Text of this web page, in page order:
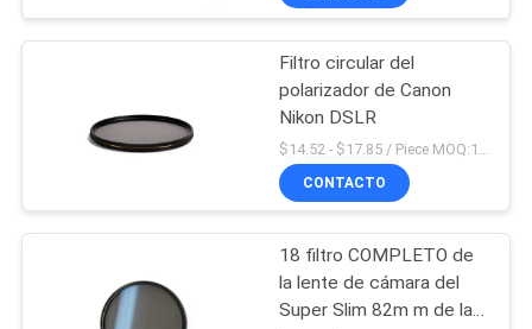
EN
UNA
Filtro circular del
polarizador de Canon
Nikon DSLR
$14.52 - $17.85 / Piece MOQ:100
CONTACTO
18 filtro COMPLETO de
la lente de cámara del
Super Slim 82m m de la